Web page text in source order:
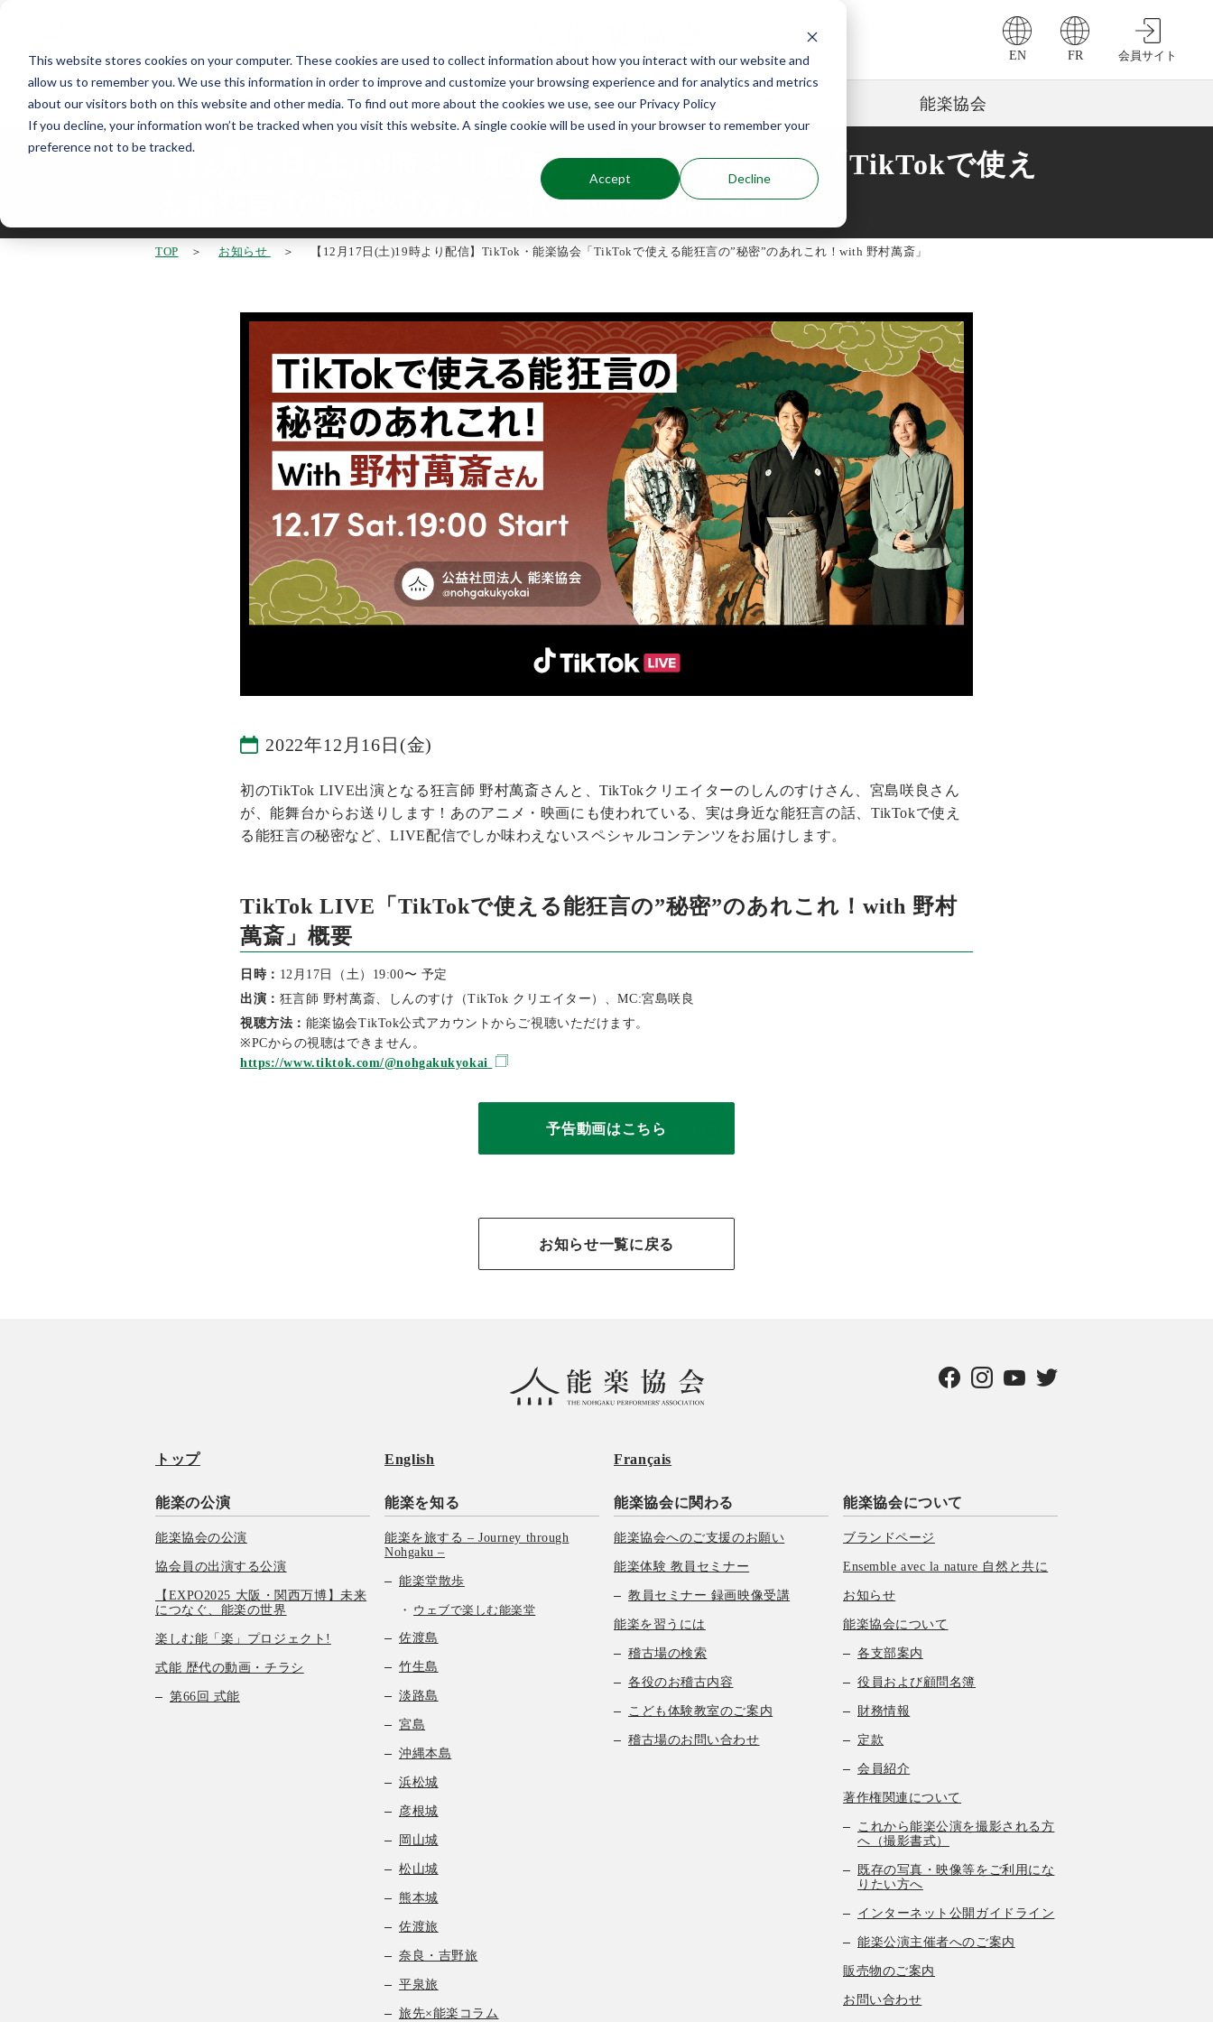
This website stores cookies on your computer. These cookies are used to collect information about how you interact with our website and
allow us to remember you. We use this information in order to improve and customize your browsing experience and for analytics and metrics
about our visitors both on this website and other media. To find out more about the cookies we use, see our Privacy Policy
If you decline, your information won’t be tracked when you visit this website. A single cookie will be used in your browser to remember your
preference not to be tracked.
Accept Decline
Search EN FR 会員サイト
能楽の公演 能楽を知る 能楽に関わる 能楽協会
【12月17日(土)19時より配信】TikTok・能楽協会「TikTokで使え
る能狂言の”秘密”のあれこれ！with 野村萬斎」
TOP お知らせ 【12月17日(土)19時より配信】TikTok・能楽協会「TikTokで使える能狂言の”秘密”のあれこれ！with 野村萬斎」
2022年12月16日(金)
初のTikTok LIVE出演となる狂言師 野村萬斎さんと、TikTokクリエイターのしんのすけさん、宮島咲良さん
が、能舞台からお送りします！あのアニメ・映画にも使われている、実は身近な能狂言の話、TikTokで使え
る能狂言の秘密など、LIVE配信でしか味わえないスペシャルコンテンツをお届けします。
TikTok LIVE「TikTokで使える能狂言の”秘密”のあれこれ！with 野村
萬斎」概要
日時： 12月17日（土）19:00〜 予定
出演： 狂言師 野村萬斎、しんのすけ（TikTok クリエイター）、MC:宮島咲良
視聴方法： 能楽協会TikTok公式アカウントからご視聴いただけます。
※PCからの視聴はできません。
https://www.tiktok.com/@nohgakukyokai
予告動画はこちら
お知らせ一覧に戻る
トップ English Français
能楽の公演
能楽協会の公演
協会員の出演する公演
【EXPO2025 大阪・関西万博】未来
につなぐ、能楽の世界
楽しむ能「楽」プロジェクト!
式能 歴代の動画・チラシ
第66回 式能
能楽を知る
能楽を旅する – Journey through
Nohgaku –
能楽堂散歩
ウェブで楽しむ能楽堂
佐渡島
竹生島
淡路島
宮島
沖縄本島
浜松城
彦根城
岡山城
松山城
熊本城
佐渡旅
奈良・吉野旅
平泉旅
旅先×能楽コラム
能楽協会に関わる
能楽協会へのご支援のお願い
能楽体験 教員セミナー
教員セミナー 録画映像受講
能楽を習うには
稽古場の検索
各役のお稽古内容
こども体験教室のご案内
稽古場のお問い合わせ
能楽協会について
ブランドページ
Ensemble avec la nature 自然と共に
お知らせ
能楽協会について
各支部案内
役員および顧問名簿
財務情報
定款
会員紹介
著作権関連について
これから能楽公演を撮影される方
へ（撮影書式）
既存の写真・映像等をご利用にな
りたい方へ
インターネット公開ガイドライン
能楽公演主催者へのご案内
販売物のご案内
お問い合わせ